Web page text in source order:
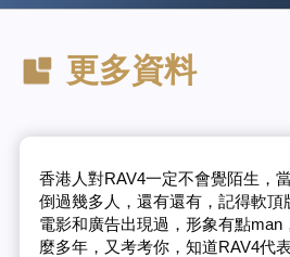
更多資料
香港人對RAV4一定不會覺陌生，
倒過幾多人，還有還有，記得軟頂
電影和廣告出現過，形象有點man
麼多年，又考考你，知道RAV4代